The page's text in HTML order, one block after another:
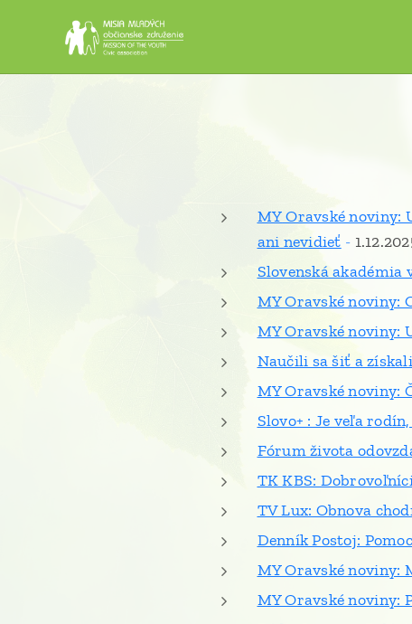
MYOravské noviny:
ani nevidieť -
Slovenská akadémia
MY Oravské noviny:
MY Oravské noviny:
Naučili sa šiť a
MY Oravské noviny:
Slovo+ : Je veľa
Fórum života
TK KBS:
TV Lux: Obnova
Denník Postoj:
MY Oravské noviny:
MY Oravské noviny: